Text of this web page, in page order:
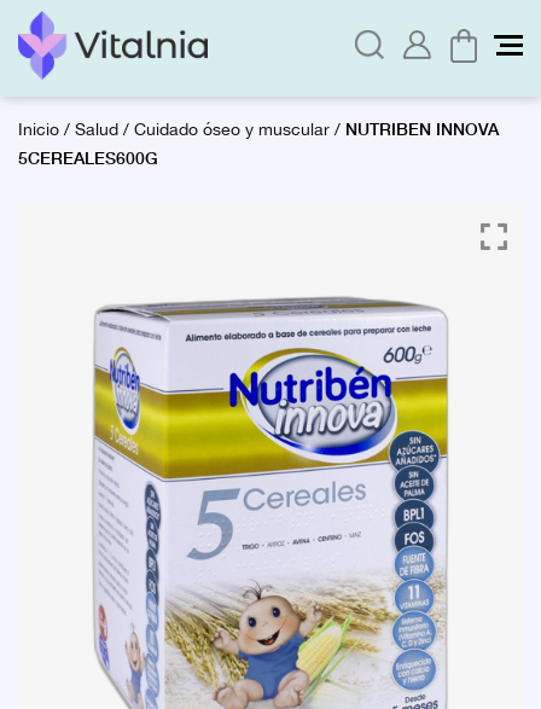
Inicio/Salud/Cuidado óseo y muscular/ NUTRIBEN INNOVA
5CEREALES600G